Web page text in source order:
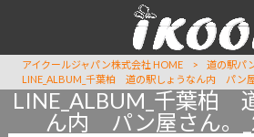
アイクールジャパン株式会社 HOME > 道の駅パ
LINE_ALBUM_千葉柏 道の駅しょうなん内 パン
LINE_ALBUM_千葉柏
ん内 パン屋さん。